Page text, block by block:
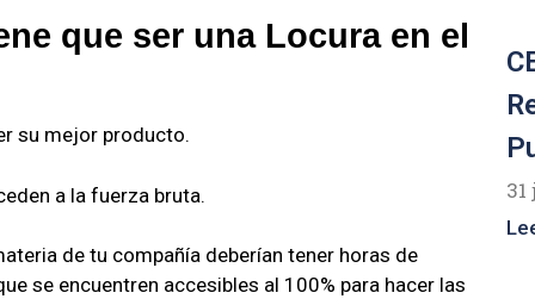
que ser una Locura en el
su mejor producto.
a la fuerza bruta.
de tu compañía deberían tener horas de
se encuentren accesibles al 100% para hacer las